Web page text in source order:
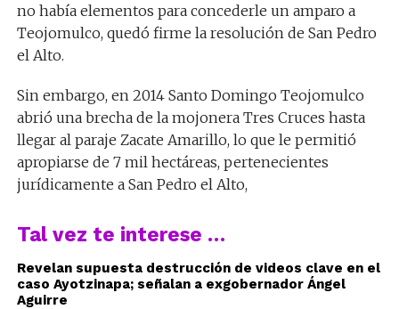
no había elementos para concederle un amparo a
Teojomulco, quedó firme la resolución de San Pedro
el Alto.
Sin embargo, en 2014 Santo Domingo Teojomulco
abrió una brecha de la mojonera Tres Cruces hasta
llegar al paraje Zacate Amarillo, lo que le permitió
apropiarse de 7 mil hectáreas, pertenecientes
jurídicamente a San Pedro el Alto,
Tal vez te interese …
Revelan supuesta destrucción de videos clave en el
caso Ayotzinapa; señalan a exgobernador Ángel
Aguirre